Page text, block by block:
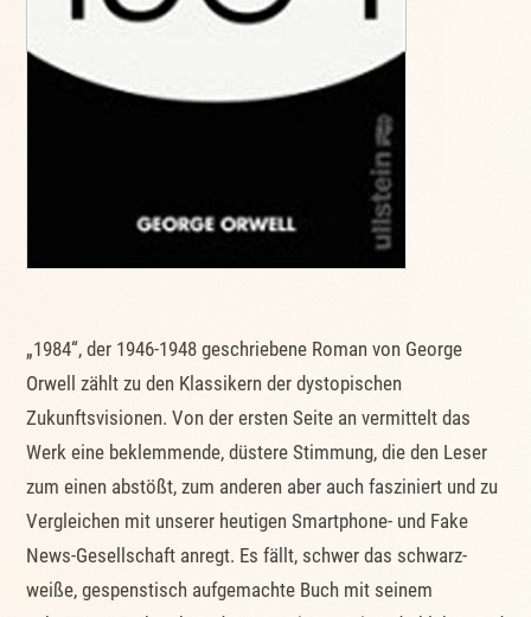
„1984“, der 1946-1948 geschriebene Roman von George
Orwell zählt zu den Klassikern der dystopischen
Zukunftsvisionen. Von der ersten Seite an vermittelt das
Werk eine beklemmende, düstere Stimmung, die den Leser
zum einen abstößt, zum anderen aber auch fasziniert und zu
Vergleichen mit unserer heutigen Smartphone- und Fake
News-Gesellschaft anregt. Es fällt, schwer das schwarz-
weiße, gespenstisch aufgemachte Buch mit seinem